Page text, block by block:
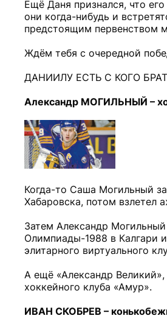
Ещё Даня признался, что
они когда-нибудь и
предстоящим первенством
Ждём тебя с очередной
ДАНИИЛУ ЕСТЬ С КОГО
Александр МОГИЛЬНЫЙ –
Когда-то Саша Могильный
Хабаровска, потом
Затем Александр
Олимпиады-1988 в Калгари
элитарного виртуального
А ещё «Александр
хоккейного клуба «Амур».
ИВАН СКОБРЕВ –